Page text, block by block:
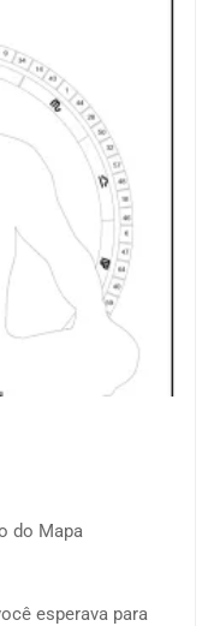
do Mapa
esperava para